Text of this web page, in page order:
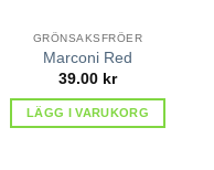
GRÖNSAKSFRÖER
Marconi Red
39.00 kr
LÄGG I VARUKORG